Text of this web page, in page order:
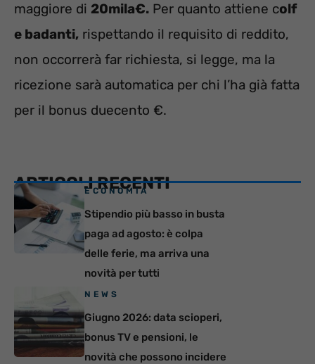
maggiore di 20mila€. Per quanto attiene colf
e badanti, rispettando il requisito di reddito,
non occorrerà far richiesta, si legge, ma la
ricezione sarà automatica per chi l’ha già fatta
per il bonus duecento €.
ARTICOLI RECENTI
ECONOMIA
Stipendio più basso in busta
paga ad agosto: è colpa
delle ferie, ma arriva una
novità per tutti
NEWS
Giugno 2026: data scioperi,
bonus TV e pensioni, le
novità che possono incidere